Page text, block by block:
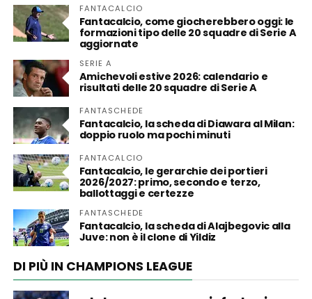
FANTACALCIO
Fantacalcio, come giocherebbero oggi: le
formazioni tipo delle 20 squadre di Serie A
aggiornate
SERIE A
Amichevoli estive 2026: calendario e
risultati delle 20 squadre di Serie A
FANTASCHEDE
Fantacalcio, la scheda di Diawara al Milan:
doppio ruolo ma pochi minuti
FANTACALCIO
Fantacalcio, le gerarchie dei portieri
2026/2027: primo, secondo e terzo,
ballottaggi e certezze
FANTASCHEDE
Fantacalcio, la scheda di Alajbegovic alla
Juve: non è il clone di Yildiz
DI PIÙ IN CHAMPIONS LEAGUE